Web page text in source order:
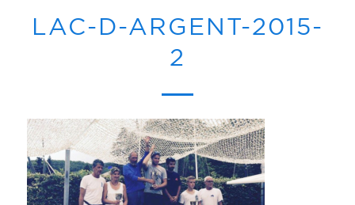
LAC-D-ARGENT-2015-
2